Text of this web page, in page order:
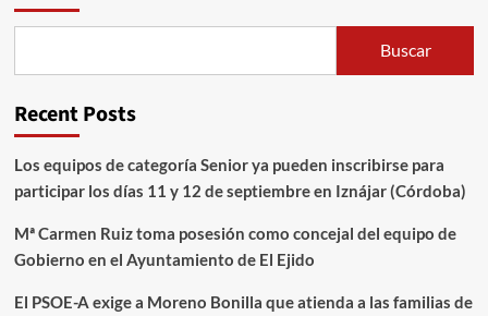
Buscar
Recent Posts
Los equipos de categoría Senior ya pueden inscribirse para
participar los días 11 y 12 de septiembre en Iznájar (Córdoba)
Mª Carmen Ruiz toma posesión como concejal del equipo de
Gobierno en el Ayuntamiento de El Ejido
El PSOE-A exige a Moreno Bonilla que atienda a las familias de